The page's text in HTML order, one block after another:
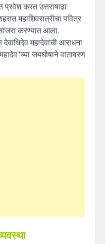
प्रवेश करत उत्तराषाढा
महाशिवरात्रीचा पवित्र
करण्यात आला.
महादेवाची आराधना
जयघोषाने वातावरण